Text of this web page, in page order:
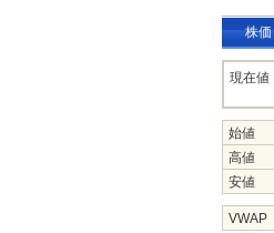
株価
現在値
始値
高値
安値
VWAP